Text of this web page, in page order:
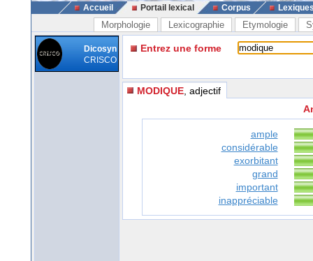
Accueil Portail lexical Corpus
Morphologie Lexicographie Etymologie
Dicosyn
CRISCO
Entrez une forme
MODIQUE , adjectif
ample
considérable
exorbitant
grand
important
inappréciable